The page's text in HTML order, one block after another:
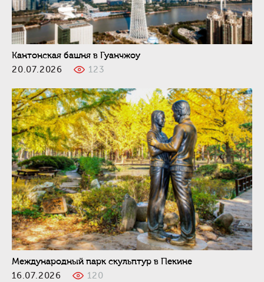
Кантонская башня в Гуанчжоу
20.07.2026
123
Международный парк скульптур в Пекине
16.07.2026
120